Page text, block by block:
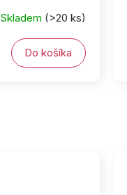
Skladem (>20 ks)
Do košíka